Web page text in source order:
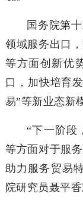
国务院第
领域服务出口
等方面创新优
口，加快培育
易”等新业态新
“下一阶段
等方面对于服
助力服务贸易
院研究员聂平